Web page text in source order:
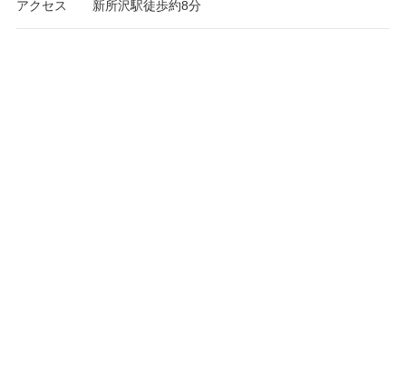
アクセス 新所沢駅徒歩約8分